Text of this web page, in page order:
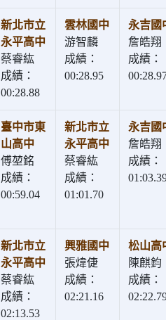
新北市立
永平高中
蔡睿紘
成績：
00:28.88
雲林國中
游智麟
成績：
00:28.95
永吉國
詹皓翔
成績：
臺中市東
山高中
傅堃銘
成績：
00:59.04
新北市立
永平高中
蔡睿紘
成績：
01:01.70
永吉國
詹皓翔
成績：
新北市立
永平高中
蔡睿紘
成績：
02:13.53
興雅國中
張煒倢
成績：
02:21.16
松山高
陳麒鈞
成績：